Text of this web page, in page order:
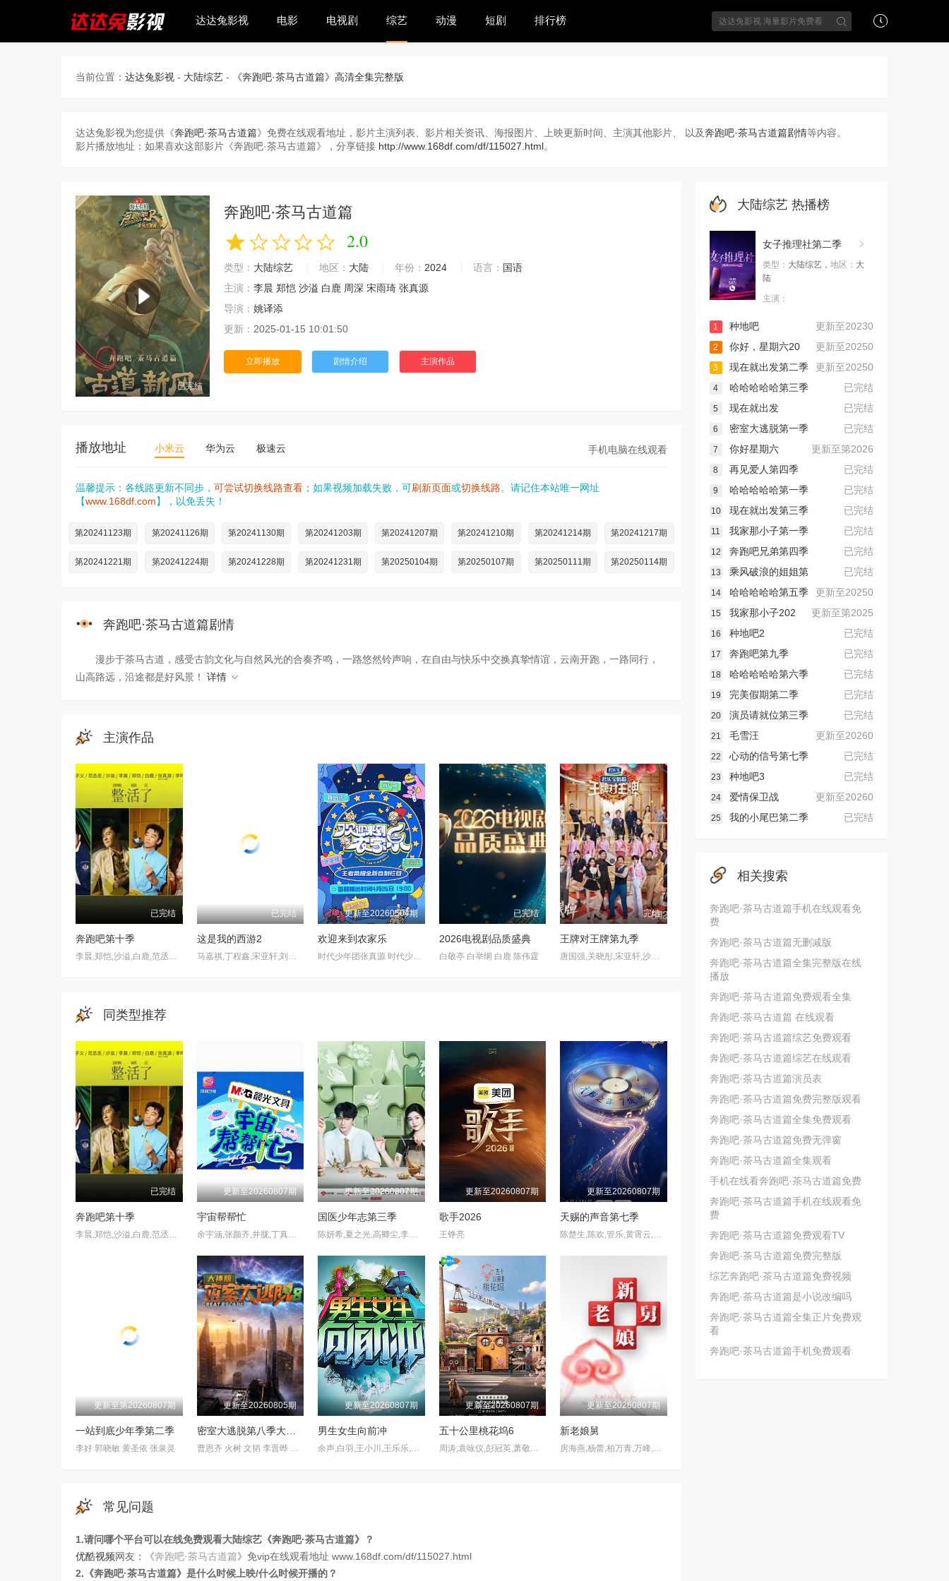
达达兔影视 电影 电视剧 综艺 动漫 短剧 排行榜
当前位置： 达达兔影视 - 大陆综艺 - 《奔跑吧·茶马古道篇》高清全集完整版
达达兔影视为您提供《奔跑吧·茶马古道篇》免费在线观看地址，影片主演列表、影片相关资讯、海报图片、上映更新时间、主演其他影片、 以及奔跑吧·茶马古道篇剧情等内容。
影片播放地址：如果喜欢这部影片《奔跑吧·茶马古道篇》，分享链接 http://www.168df.com/df/115027.html。
已完结
奔跑吧·茶马古道篇
2.0
类型： 大陆综艺 地区： 大陆 年份： 2024 语言： 国语
主演： 李晨 郑恺 沙溢 白鹿 周深 宋雨琦 张真源
导演： 姚译添
更新： 2025-01-15 10:01:50
立即播放 剧情介绍 主演作品
手机电脑在线观看
播放地址 小米云 华为云 极速云
温馨提示：各线路更新不同步， 可尝试切换线路查看 ；如果视频加载失败，可刷新页面或切换线路。请记住本站唯一网址
【www.168df.com】，以免丢失！
第20241123期 第20241126期 第20241130期 第20241203期 第20241207期 第20241210期 第20241214期 第20241217期
第20241221期 第20241224期 第20241228期 第20241231期 第20250104期 第20250107期 第20250111期 第20250114期
奔跑吧·茶马古道篇剧情
漫步于茶马古道，感受古韵文化与自然风光的合奏齐鸣，一路悠然铃声响，在自由与快乐中交换真挚情谊，云南开跑，一路同行，
山高路远，沿途都是好风景！
详情
主演作品
已完结
奔跑吧第十季
李晨,郑恺,沙溢,白鹿,范丞丞,张真源,孟子义,李昀锐
已完结
这是我的西游2
马嘉祺,丁程鑫,宋亚轩,刘耀文,张真源,严浩翔,贺峻霖,于洋,林更新,邵兵,苏醒
更新至20260504期
欢迎来到农家乐
时代少年团张真源 时代少年团贺峻霖 杨迪 颜安 无畏 钎城
已完结
2026电视剧品质盛典
白敬亭 白举纲 白鹿 陈伟霆
完结
王牌对王牌第九季
唐国强,关晓彤,宋亚轩,沙溢,杨迪,金靖,于洋,彭昱畅,沈涛,沈腾,杨幂,欧豪,张天阳,蓝盈莹,张海宇,贾冰,李梦,李乃文,冯满,小沈阳,马嘉祺,丁程鑫,刘耀文,张真源,严浩翔,贺峻霖,黄渤,范丞丞,常远,李嘉琦,付航,闫妮,黄晓明,张予曦,徐明浩
同类型推荐
已完结
奔跑吧第十季
更新至20260807期
宇宙帮帮忙
更新至20260807期
国医少年志第三季
更新至20260807期
歌手2026
王铮亮
更新至20260807期
天赐的声音第七季
更新至第20260807期
一站到底少年季第二季
李好 郭晓敏 黄圣依 张泉灵
更新至20260805期
密室大逃脱第八季大神版
更新至20260807期
男生女生向前冲
更新至20260807期
五十公里桃花坞6
更新至20260807期
新老娘舅
常见问题
1.请问哪个平台可以在线免费观看大陆综艺《奔跑吧·茶马古道篇》？
优酷视频网友：《奔跑吧·茶马古道篇》免vip在线观看地址 www.168df.com/df/115027.html
2.《奔跑吧·茶马古道篇》是什么时候上映/什么时候开播的？
大陆综艺热播榜
女子推理社第二季
类型： 大陆综艺， 地区： 大
陆
主演：
更新至20230
1
种地吧
更新至20250
2
你好，星期六20
更新至20250
3
现在就出发第二季
已完结
4
哈哈哈哈哈第三季
已完结
5
现在就出发
已完结
6
密室大逃脱第一季
更新至第2026
7
你好星期六
已完结
8
再见爱人第四季
已完结
9
哈哈哈哈哈第一季
已完结
10
现在就出发第三季
已完结
11
我家那小子第一季
已完结
12
奔跑吧兄弟第四季
已完结
13
乘风破浪的姐姐第
更新至20250
14
哈哈哈哈哈第五季
更新至第2025
15
我家那小子202
已完结
16
种地吧2
已完结
17
奔跑吧第九季
已完结
18
哈哈哈哈哈第六季
已完结
19
完美假期第二季
已完结
20
演员请就位第三季
更新至20260
21
毛雪汪
已完结
22
心动的信号第七季
已完结
23
种地吧3
更新至20260
24
爱情保卫战
已完结
25 我的小尾巴第二季
相关搜索
奔跑吧·茶马古道篇手机在线观看免
费
奔跑吧·茶马古道篇无删减版
奔跑吧·茶马古道篇全集完整版在线
播放
奔跑吧·茶马古道篇免费观看全集
奔跑吧·茶马古道篇 在线观看
奔跑吧·茶马古道篇综艺免费观看
奔跑吧·茶马古道篇综艺在线观看
奔跑吧·茶马古道篇演员表
奔跑吧·茶马古道篇免费完整版观看
奔跑吧·茶马古道篇全集免费观看
奔跑吧·茶马古道篇免费无弹窗
奔跑吧·茶马古道篇全集观看
手机在线看奔跑吧·茶马古道篇免费
奔跑吧·茶马古道篇手机在线观看免
费
奔跑吧·茶马古道篇免费观看TV
奔跑吧·茶马古道篇免费完整版
综艺奔跑吧·茶马古道篇免费视频
奔跑吧·茶马古道篇是小说改编吗
奔跑吧·茶马古道篇全集正片免费观
看
奔跑吧·茶马古道篇手机免费观看